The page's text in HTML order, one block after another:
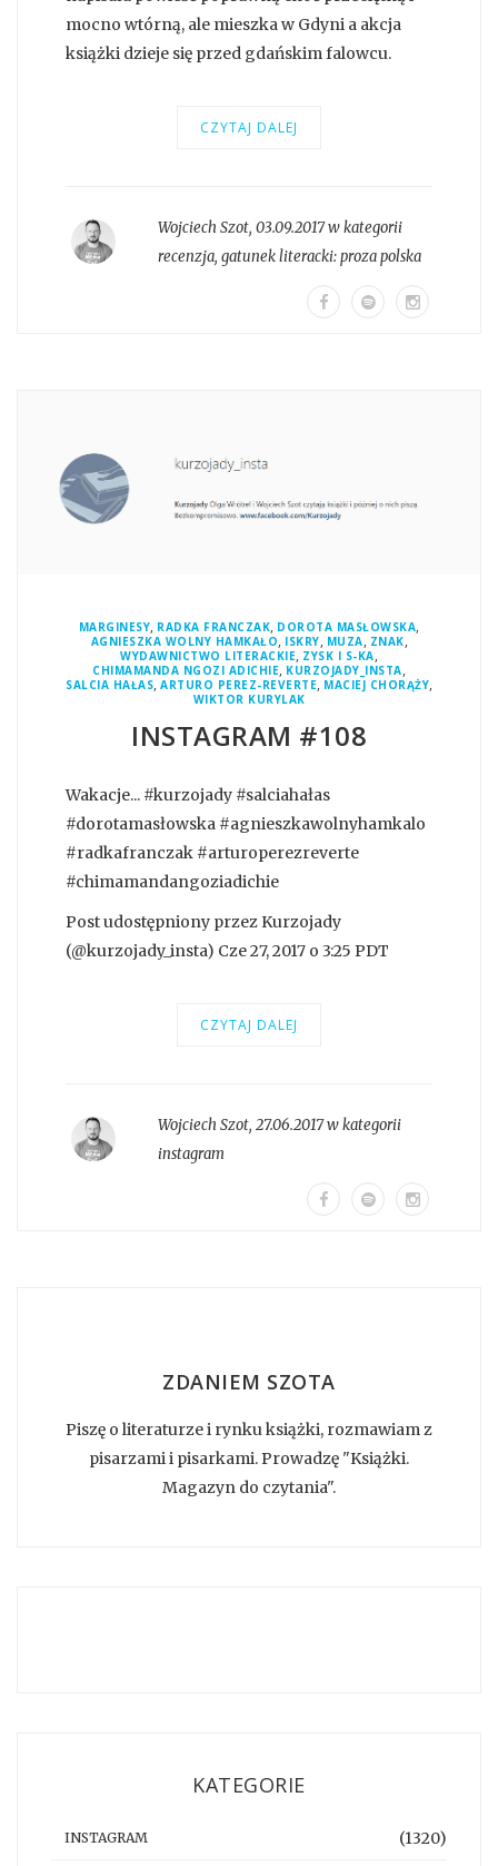
mocno wtórną, ale mieszka w Gdyni a akcja
książki dzieje się przed gdańskim falowcu.
CZYTAJ DALEJ
Wojciech Szot, 03.09.2017 w kategorii
recenzja, gatunek literacki:proza polska
MARGINESY, RADKA FRANCZAK, DOROTA MASŁOWSKA,
AGNIESZKA WOLNY HAMKAŁO, ISKRY, MUZA, ZNAK,
WYDAWNICTWO LITERACKIE, ZYSK I S-KA,
CHIMAMANDA NGOZI ADICHIE, KURZOJADY_INSTA,
SALCIA HAŁAS, ARTURO PEREZ-REVERTE, MACIEJ CHORĄŻY,
WIKTOR KURYLAK
INSTAGRAM #108
Wakacje... #kurzojady #salciahałas
#dorotamasłowska #agnieszkawolnyhamkalo
#radkafranczak #arturoperezreverte
#chimamandangoziadichie
Post udostępniony przez Kurzojady
(@kurzojady_insta) Cze 27, 2017 o 3:25 PDT
CZYTAJ DALEJ
Wojciech Szot, 27.06.2017 w kategorii
instagram
ZDANIEM SZOTA
Piszę o literaturze i rynku książki, rozmawiam z
pisarzami i pisarkami. Prowadzę "Książki.
Magazyn do czytania".
KATEGORIE
INSTAGRAM (1320)